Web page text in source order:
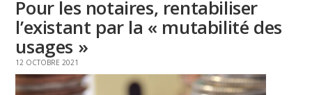
Pour les notaires, rentabiliser
l’existant par la « mutabilité des
usages »
12 OCTOBRE 2021